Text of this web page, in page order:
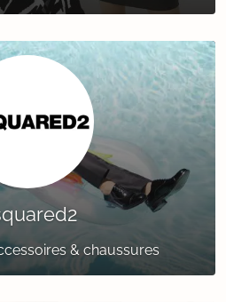
& chaussures